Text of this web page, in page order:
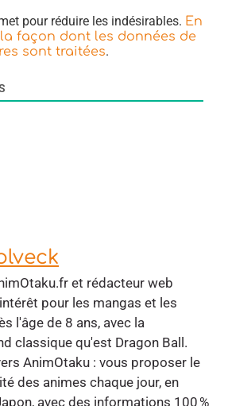
pour réduire les indésirables. En
façon dont les données de
sont traitées.
et rédacteur web
pour les mangas et les
l'âge de 8 ans, avec la
classique qu'est Dragon Ball.
AnimOtaku : vous proposer le
des animes chaque jour, en
avec des informations 100 %